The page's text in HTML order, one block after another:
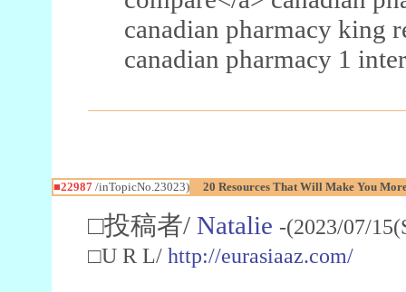
canadian pharmacy king
canadian pharmacy 1
■22987/inTopicNo.23023) 20 Resources That Will Make You
□投稿者/ Natalie -(2023/07/
□U R L/ http://eurasiaaz.com/